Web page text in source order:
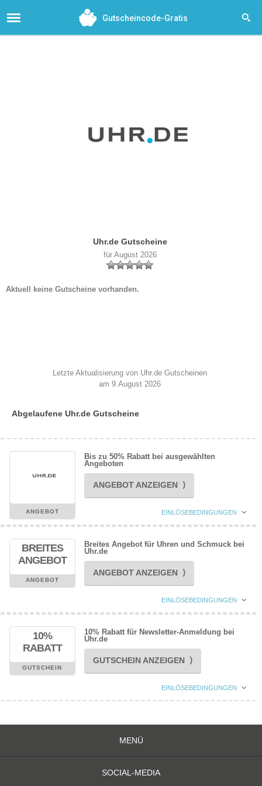
Gutscheincode-Gratis
Uhr.de Gutscheine
für August 2026
Aktuell keine Gutscheine vorhanden.
Letzte Aktualisierung von Uhr.de Gutscheinen
am 9.August 2026
Abgelaufene Uhr.de Gutscheine
ANGEBOT
Bis zu 50% Rabatt bei ausgewählten
Angeboten
ANGEBOT ANZEIGEN ⟩
EINLÖSEBEDINGUNGEN
BREITES
ANGEBOT
ANGEBOT
Breites Angebot für Uhren und Schmuck bei
Uhr.de
ANGEBOT ANZEIGEN ⟩
EINLÖSEBEDINGUNGEN
10%
RABATT
GUTSCHEIN
10% Rabatt für Newsletter-Anmeldung bei
Uhr.de
GUTSCHEIN ANZEIGEN ⟩
EINLÖSEBEDINGUNGEN
MENÜ
SOCIAL-MEDIA